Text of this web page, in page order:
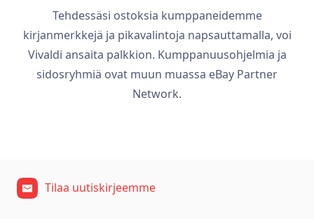
Tehdessäsi ostoksia kumppaneidemme
kirjanmerkkejä ja pikavalintoja napsauttamalla, voi
Vivaldi ansaita palkkion. Kumppanuusohjelmia ja
sidosryhmiä ovat muun muassa eBay Partner
Network.
Tilaa uutiskirjeemme